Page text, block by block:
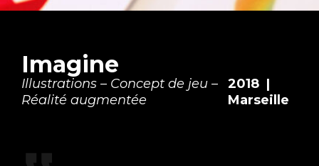
Imagine
Illustrations – Concept de jeu –
Réalité augmentée
2018 |
Marseille